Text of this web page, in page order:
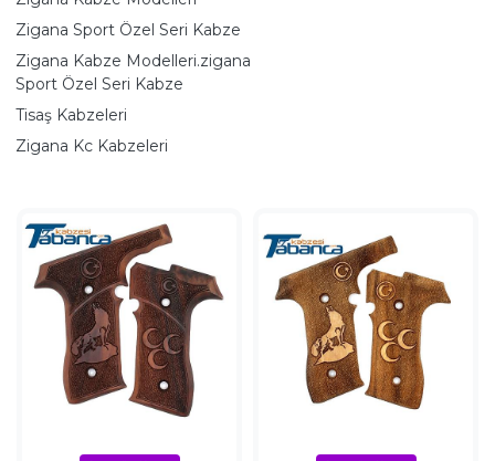
Zigana Sport Özel Seri Kabze
Zigana Kabze Modelleri.zigana
Sport Özel Seri Kabze
Tisaş Kabzeleri
Zigana Kc Kabzeleri